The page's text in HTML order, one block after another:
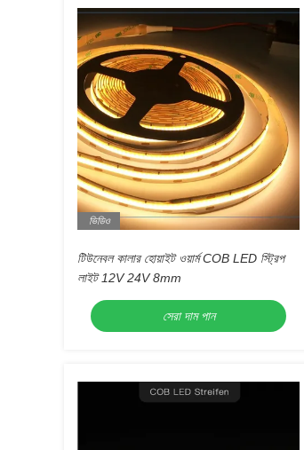
ভিডিও
টিউনেবল কালার হোয়াইট ওয়ার্ম COB LED স্ট্রিপ
লাইট 12V 24V 8mm
সেরা দাম পান